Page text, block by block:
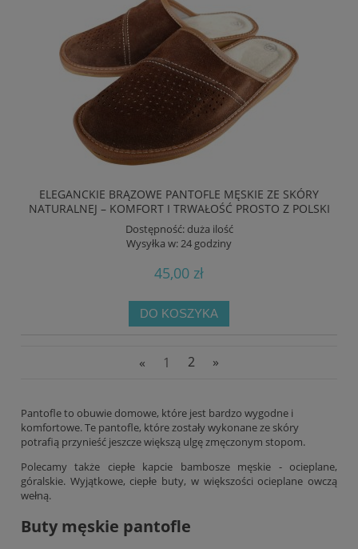
ELEGANCKIE BRĄZOWE PANTOFLE MĘSKIE ZE SKÓRY
NATURALNEJ – KOMFORT I TRWAŁOŚĆ PROSTO Z POLSKI
Dostępność: duża ilość
Wysyłka w:24 godziny
45,00 zł
DO KOSZYKA
« 1 2 »
Pantofle to obuwie domowe, które jest bardzo wygodne i
komfortowe. Te pantofle, które zostały wykonane ze skóry
potrafią przynieść jeszcze większą ulgę zmęczonym stopom.
Polecamy także ciepłe kapcie bambosze męskie - ocieplane,
góralskie. Wyjątkowe, ciepłe buty, w większości ocieplane owczą
wełną.
Buty męskie pantofle